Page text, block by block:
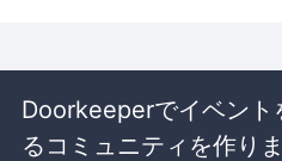
Doorkeeperでイベント
るコミュニティを作り